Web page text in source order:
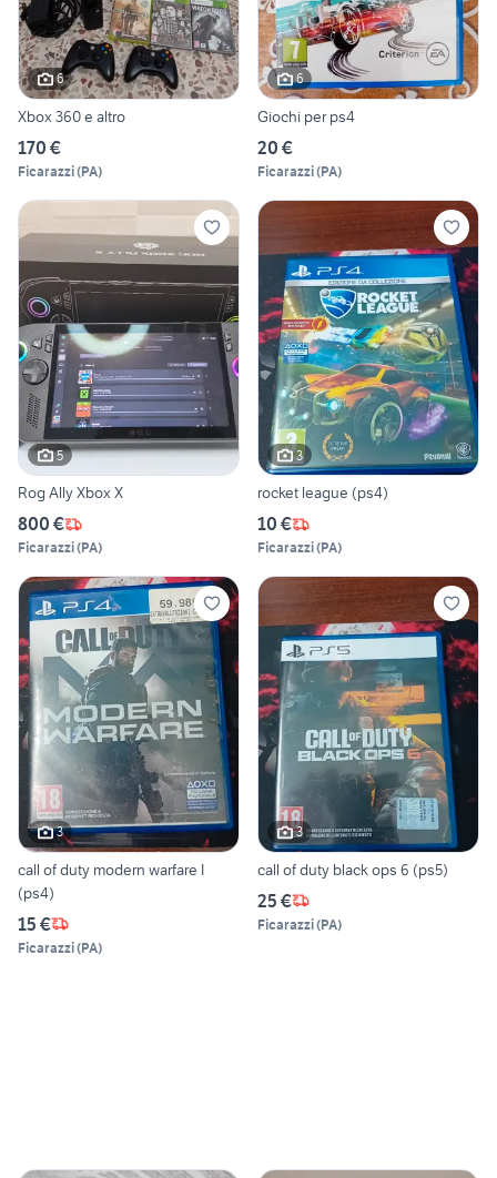
6
Xbox 360 e altro
170 €
Ficarazzi(PA)
6
Giochi per ps4
20 €
Ficarazzi(PA)
5
Rog Ally Xbox X
800 €
Ficarazzi(PA)
3
rocket league (ps4)
10 €
Ficarazzi(PA)
3
call of duty modern warfare I
(ps4)
15 €
Ficarazzi(PA)
3
call of duty black ops 6 (ps5)
25 €
Ficarazzi(PA)